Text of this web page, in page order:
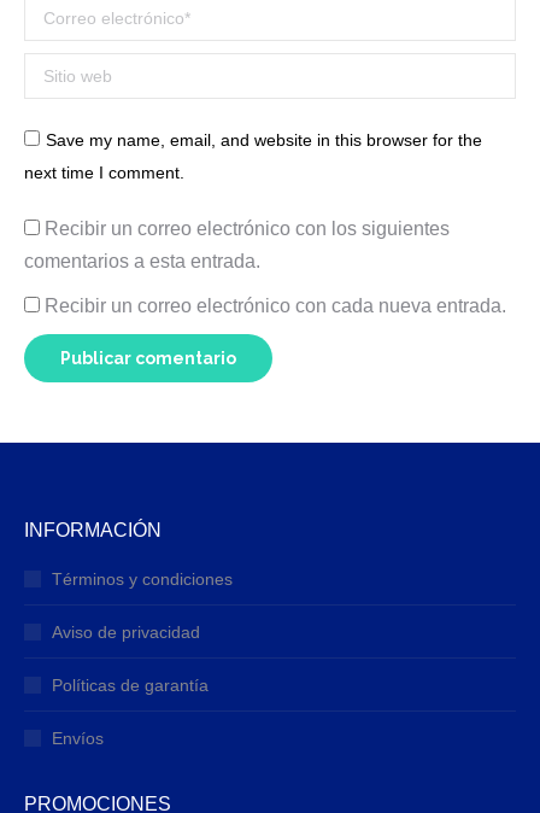
Correo electrónico *
Sitio web
Save my name, email, and website in this browser for the
next time I comment.
Recibir un correo electrónico con los siguientes
comentarios a esta entrada.
Recibir un correo electrónico con cada nueva entrada.
Publicar comentario
INFORMACIÓN
Términos y condiciones
Aviso de privacidad
Políticas de garantía
Envíos
PROMOCIONES